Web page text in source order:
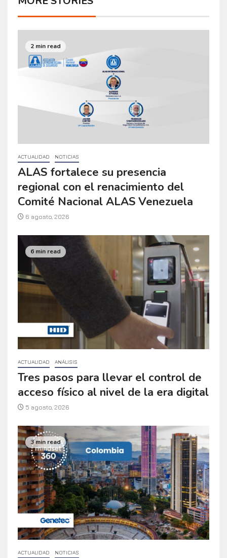
2 min read
ACTUALIDAD NOTICIAS
ALAS fortalece su presencia
regional con el renacimiento del
Comité Nacional ALAS Venezuela
6 agosto, 2026
6 min read
ACTUALIDAD ANÁLISIS
Tres pasos para llevar el control de
acceso físico al nivel de la era digital
5 agosto, 2026
3 min read
ACTUALIDAD NOTICIAS